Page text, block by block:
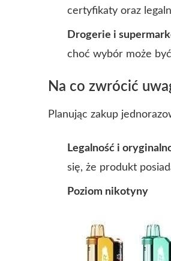
certyfikaty oraz
Drogerie i
choć wybór może
Na co zwrócić
Planując zakup
Legalność i
się, że produkt
Poziom nikotyny